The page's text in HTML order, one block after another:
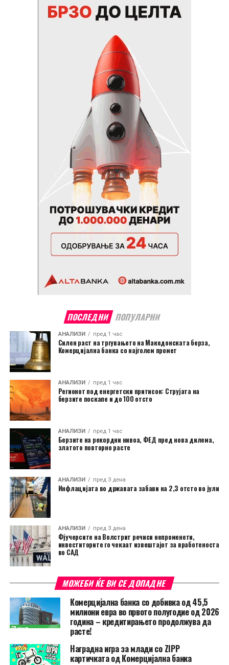
ПОСЛЕДНИ ПОПУЛАРНИ
АНАЛИЗИ пред 1 час
Силен раст на тргувањето на Македонската берза,
Комерцијална банка со најголем промет
АНАЛИЗИ пред 1 час
Регионот под енергетски притисок: Струјата на
берзите поскапе и до 100 отсто
АНАЛИЗИ пред 1 час
Берзите на рекордни нивоа, ФЕД пред нова дилема,
златото повторно расте
АНАЛИЗИ пред 3 дена
Инфлацијата во државата забави на 2,3 отсто во јули
АНАЛИЗИ пред 3 дена
Фјучерсите на Волстрит речиси непроменети,
инвеститорите го чекаат извештајот за вработеноста
во САД
МОЖЕБИ ЌЕ ВИ СЕ ДОПАДНЕ
Комерцијална банка со добивка од 45,5
милиони евра во првото полугодие од 2026
година – кредитирањето продолжува да
расте!
Наградна игра за млади со ZIPP
картичката од Комерцијална банка